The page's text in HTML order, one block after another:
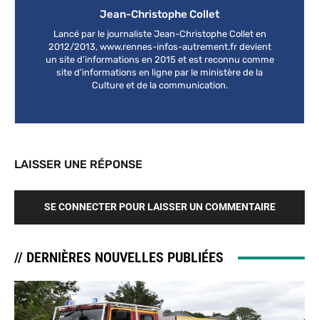
Jean-Christophe Collet
Lancé par le journaliste Jean-Christophe Collet en
2012/2013, www.rennes-infos-autrement.fr devient
un site d’informations en 2015 et est reconnu comme
site d’informations en ligne par le ministère de la
Culture et de la communication.
LAISSER UNE RÉPONSE
SE CONNECTER POUR LAISSER UN COMMENTAIRE
// DERNIÈRES NOUVELLES PUBLIÉES